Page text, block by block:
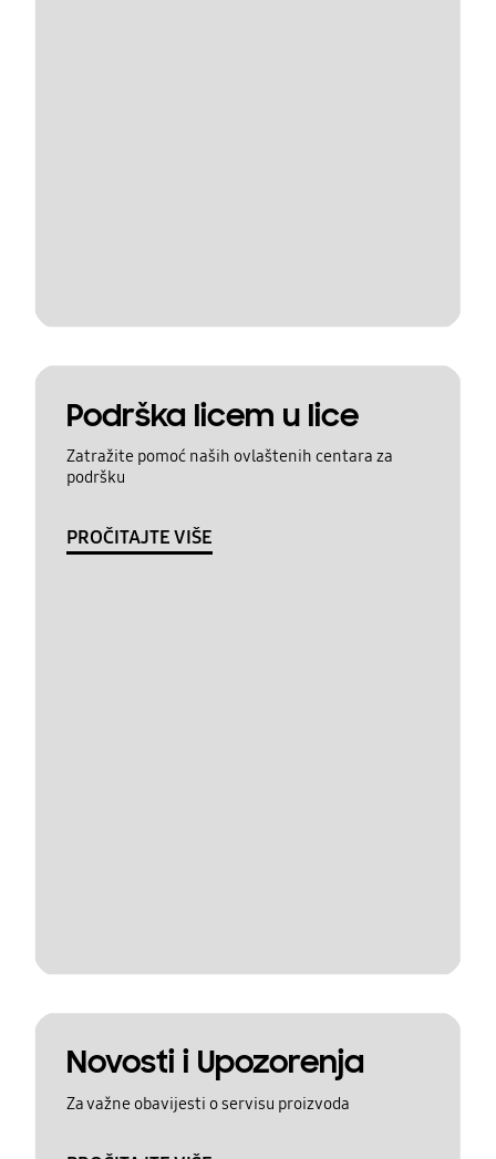
Podrška licem u lice
Zatražite pomoć naših ovlaštenih centara za
podršku
PROČITAJTE VIŠE
Novosti i Upozorenja
Za važne obavijesti o servisu proizvoda